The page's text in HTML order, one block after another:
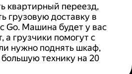
квартирный переезд,
грузовую доставку в
Go. Машина будет у вас
а грузчики помогут с
нужно поднять шкаф,
технику на 20